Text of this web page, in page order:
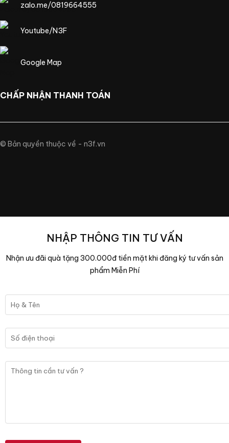
zalo.me/0819664555
Youtube/N3F
Google Map
CHẤP NHẬN THANH TOÁN
© Bản quyền thuộc về - n3f.vn
NHẬP THÔNG TIN TƯ VẤN
Nhận ưu đãi quà tặng 300.000đ tiền mặt khi đăng ký tư vấn sản
phẩm Miễn Phí